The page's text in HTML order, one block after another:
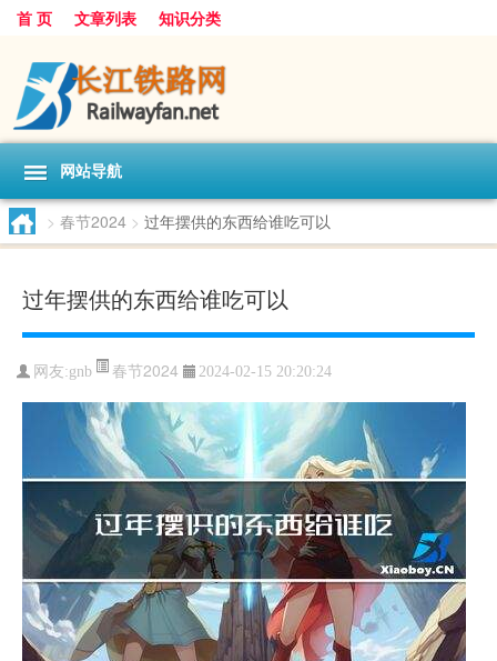
首 页 文章列表 知识分类
网站导航
> 春节2024 > 过年摆供的东西给谁吃可以
过年摆供的东西给谁吃可以
网友:gnb 春节2024 2024-02-15 20:20:24